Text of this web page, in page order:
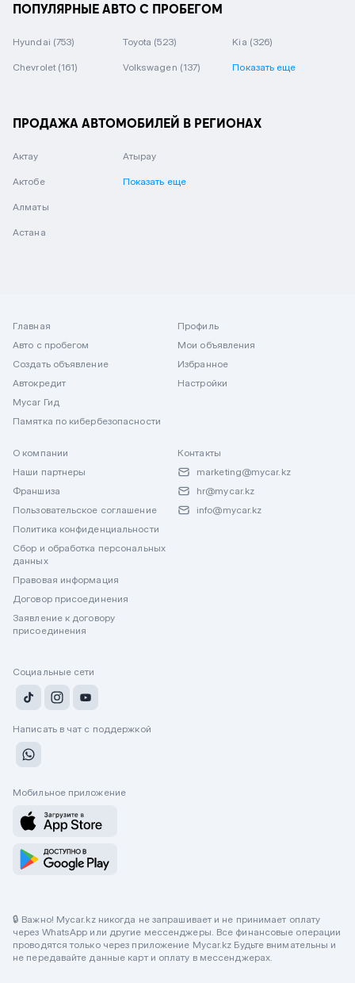
ПОПУЛЯРНЫЕ АВТО С ПРОБЕГОМ
Hyundai (753) Toyota (523) Kia (326)
Chevrolet (161) Volkswagen (137) Показать еще
ПРОДАЖА АВТОМОБИЛЕЙ В РЕГИОНАХ
Актау
Актобе
Алматы
Астана
Атырау
Показать еще
Главная
Авто с пробегом
Создать объявление
Автокредит
Mycar Гид
Памятка по кибербезопасности
Профиль
Мои объявления
Избранное
Настройки
О компании
Наши партнеры
Франшиза
Пользовательское соглашение
Политика конфиденциальности
Сбор и обработка персональных
данных
Правовая информация
Договор присоединения
Заявление к договору
присоединения
Контакты
marketing@mycar.kz
hr@mycar.kz
info@mycar.kz
Социальные сети
Написать в чат с поддержкой
Мобильное приложение
🔒 Важно! Mycar.kz никогда не запрашивает и не принимает оплату
через WhatsApp или другие мессенджеры. Все финансовые операции
проводятся только через приложение Mycar.kz Будьте внимательны и
не передавайте данные карт и оплату в мессенджерах.